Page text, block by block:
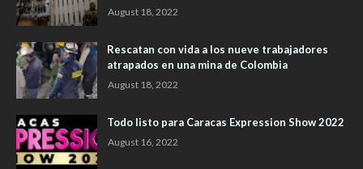
August 18, 2022
Rescatan con vida a los nueve trabajadores
atrapados en una mina de Colombia
August 18, 2022
Todo listo para Caracas Expression Show 2022
August 16, 2022